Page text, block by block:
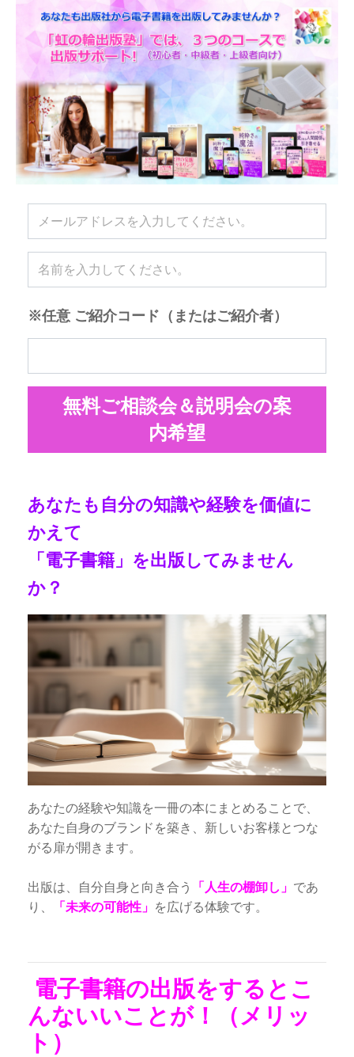
※任意 ご紹介コード（またはご紹介者）
無料ご相談会＆説明会の案
内希望
あなたも自分の知識や経験を価値に
かえて
「電子書籍」を出版してみません
か？
あなたの経験や知識を一冊の本にまとめることで、
あなた自身のブランドを築き、新しいお客様とつな
がる扉が開きます。
出版は、自分自身と向き合う 「人生の棚卸し」 であ
り、
「未来の可能性」 を広げる体験です。
電子書籍の出版をするとこ
んないいことが！（メリッ
ト）